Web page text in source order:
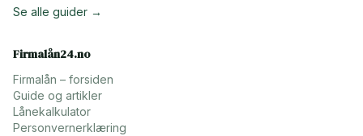
Se alle guider →
Firmalån24.no
Firmalån – forsiden
Guide og artikler
Lånekalkulator
Personvernerklæring